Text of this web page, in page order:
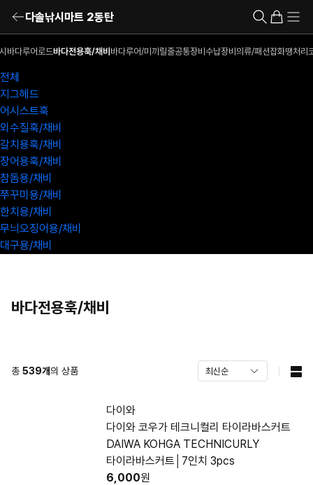
다솔낚시마트 2동탄
바다루어로드바다전용훅/채비 바다루어/미끼 릴줄공통장비 수납장비 의류/패션잡화땡처리
전체
지그헤드
어시스트훅
외수질훅/채비
갈치용훅/채비
장어용훅/채비
참돔용/채비
쭈꾸미용/채비
한치용/채비
무늬오징어용/채비
대구용/채비
바다전용훅/채비
총 539개의 상품
다이와
다이와 코우가 테크니컬리 타이라바스커트
DAIWA KOHGA TECHNICURLY
타이라바스커트│7인치 3pcs
6,000원